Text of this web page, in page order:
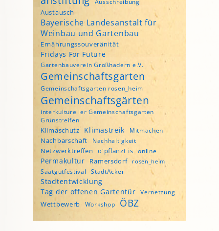
Austausch
Bayerische Landesanstalt für
Weinbau und Gartenbau
Ernährungssouveränität
Fridays For Future
Gartenbauverein Großhadern e.V.
Gemeinschaftsgarten
Gemeinschaftsgarten rosen_heim
Gemeinschaftsgärten
interkultureller Gemeinschaftsgarten
Grünstreifen
Klimaschutz Klimastreik Mitmachen
Nachbarschaft Nachhaltigkeit
Netzwerktreffen o'pflanzt is online
Permakultur Ramersdorf rosen_heim
Saatgutfestival StadtAcker
Stadtentwicklung
Tag der offenen Gartentür
Vernetzung
Wettbewerb Workshop ÖBZ